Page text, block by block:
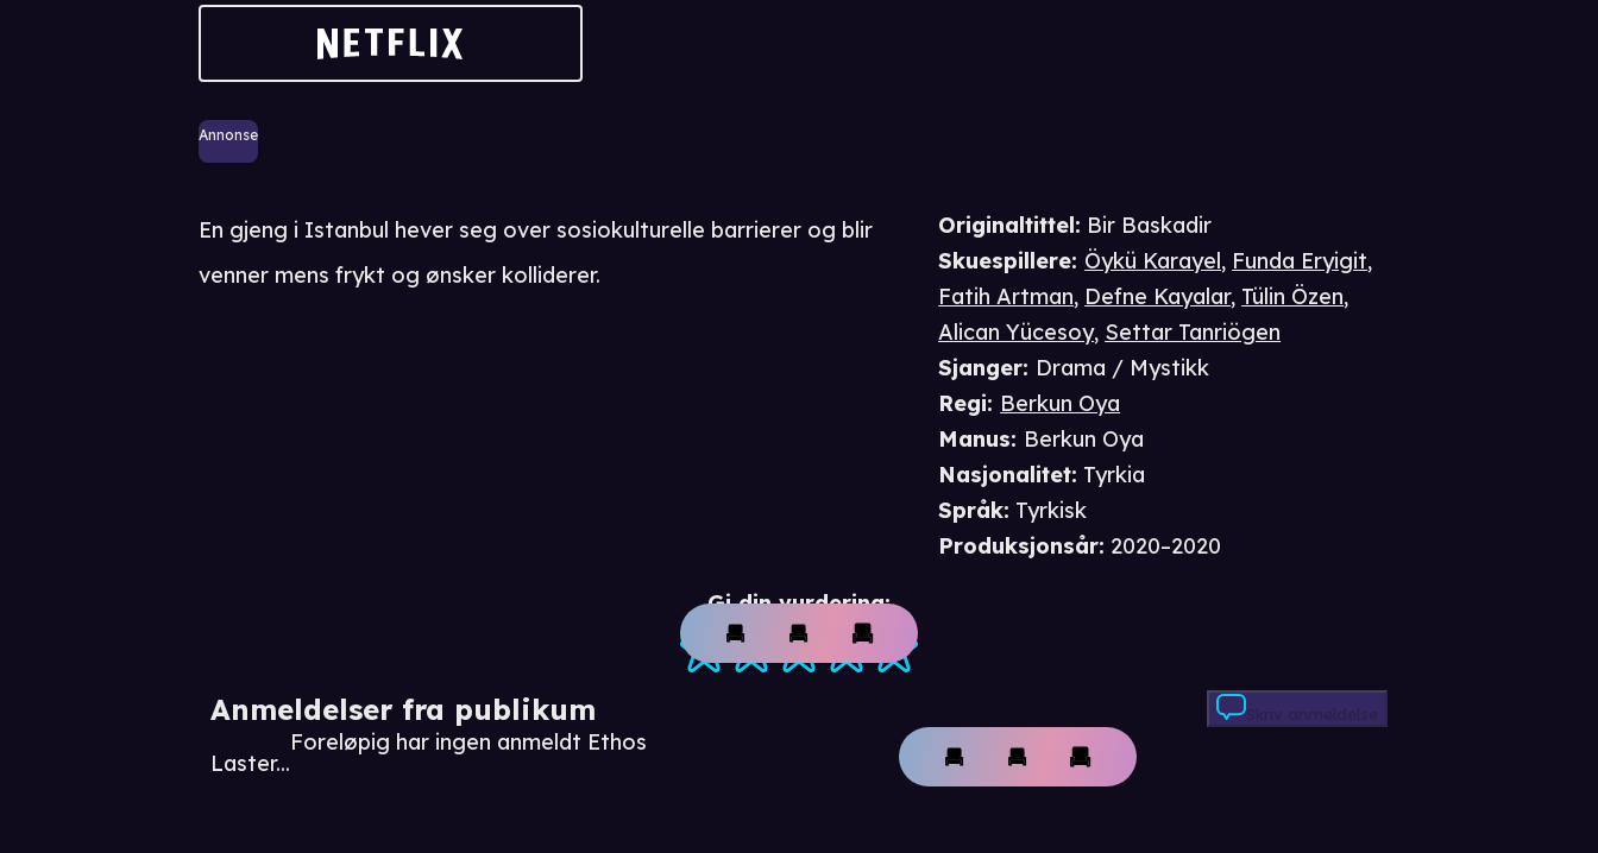
Annonse
Gi din vurdering:
Anmeldelser fra publikum
Laster...
Foreløpig har ingen anmeldt Ethos
Skriv anmeldelse
Originaltittel: Bir Baskadir
Skuespillere: Öykü Karayel, Funda Eryigit,
Fatih Artman, Defne Kayalar, Tülin Özen,
Alican Yücesoy, Settar Tanriögen
Sjanger: Drama / Mystikk
Regi: Berkun Oya
Manus: Berkun Oya
Nasjonalitet: Tyrkia
Språk: Tyrkisk
Produksjonsår: 2020–2020
En gjeng i Istanbul hever seg over sosiokulturelle barrierer og blir
venner mens frykt og ønsker kolliderer.